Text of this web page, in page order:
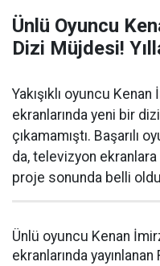
Ünlü Oyuncu
Dizi Müjdesi!
Yakışıklı oyuncu
ekranlarında yeni bir
çıkamamıştı. Başarılı
da, televizyon ekranlara
proje sonunda belli
Ünlü oyuncu Kenan
ekranlarında